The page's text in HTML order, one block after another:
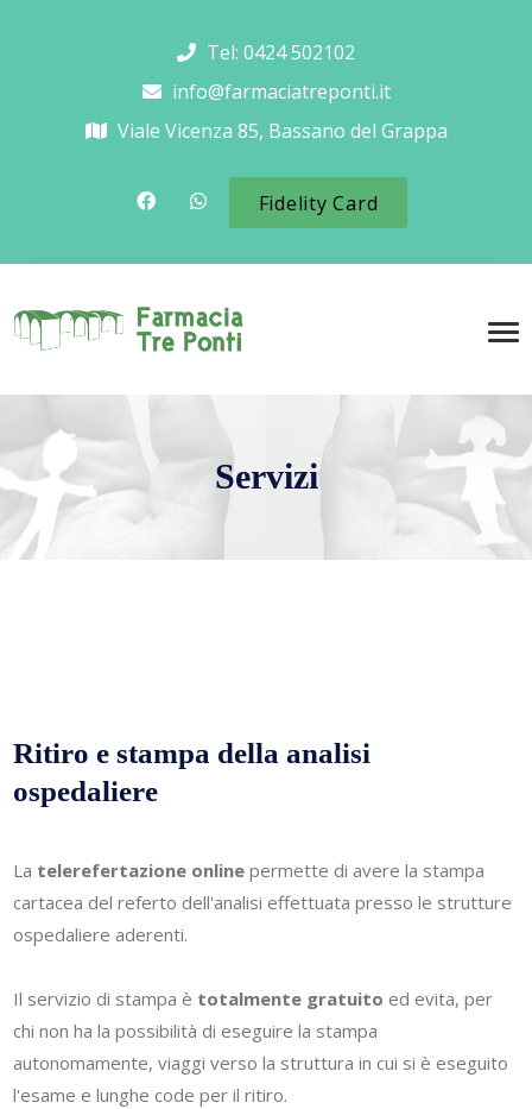
Tel: 0424 502102
info@farmaciatreponti.it
Viale Vicenza 85, Bassano del Grappa
Fidelity Card
Servizi
Ritiro e stampa della analisi
ospedaliere
La telerefertazione onlinepermette di avere la stampa
cartacea del referto dell'analisi effettuata presso le strutture
ospedaliere aderenti.
Il servizio di stampa è totalmente gratuitoed evita, per
chi non ha la possibilità di eseguire la stampa
autonomamente, viaggi verso la struttura in cui si è eseguito
l'esame e lunghe code per il ritiro.